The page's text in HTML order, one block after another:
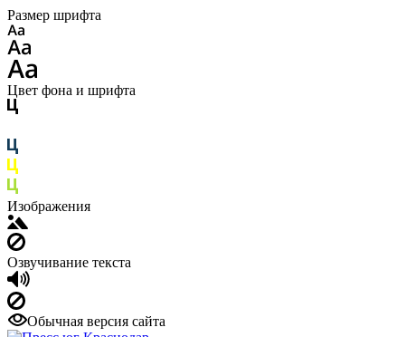
Размер шрифта
Цвет фона и шрифта
Изображения
Озвучивание текста
Обычная версия сайта